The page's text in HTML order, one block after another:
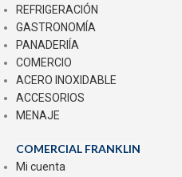
REFRIGERACIÓN
GASTRONOMÍA
PANADERIÍA
COMERCIO
ACERO INOXIDABLE
ACCESORIOS
MENAJE
COMERCIAL FRANKLIN
Mi cuenta